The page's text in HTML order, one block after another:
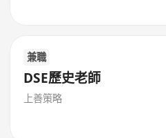
兼職
DSE歷史老師
上善策略